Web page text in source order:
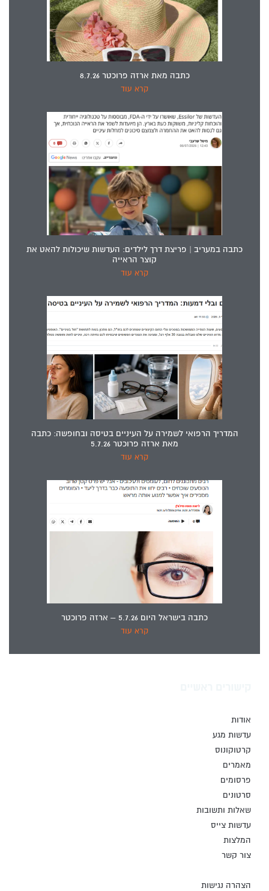
כתבה מאת ארזה פרוכטר 8.7.26
קרא עוד
כתבה במעריב | פריצת דרך לילדים: העדשות שיכולות להאט את
קוצר הראייה
קרא עוד
המדריך הרפואי לשמירה על העיניים בטיסה ובחופשה: כתבה
מאת ארזה פרוכטר 5.7.26
קרא עוד
כתבה בישראל היום 5.7.26 – ארזה פרוכטר
קרא עוד
אודות
עדשות מגע
קרטוקונוס
מאמרים
פרסומים
סרטונים
שאלות ותשובות
עדשות צייס
המלצות
צור קשר
הצהרה נגישות